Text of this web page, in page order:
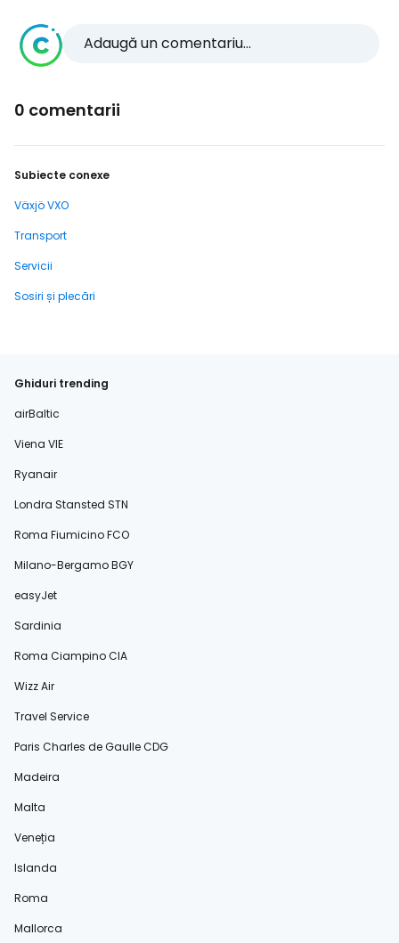
Adaugă un comentariu...
0 comentarii
Subiecte conexe
Växjö VXO
Transport
Servicii
Sosiri și plecări
Ghiduri trending
airBaltic
Viena VIE
Ryanair
Londra Stansted STN
Roma Fiumicino FCO
Milano-Bergamo BGY
easyJet
Sardinia
Roma Ciampino CIA
Wizz Air
Travel Service
Paris Charles de Gaulle CDG
Madeira
Malta
Veneția
Islanda
Roma
Mallorca